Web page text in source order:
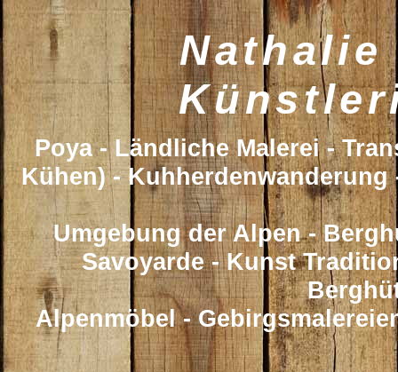
Nathalie
Poya - Ländliche Malerei -
Kühen) -
Umgebung der Alpen -
Savoyarde - Kunst
Alpenmöbel -